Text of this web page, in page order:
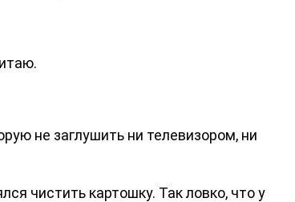
не заглушить ни телевизором, ни
чистить картошку. Так ловко, что у